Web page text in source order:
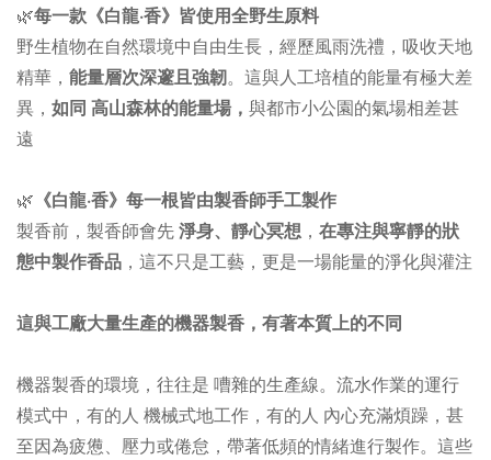
🌿每一款《白龍·香》 皆使用全野生原料
野生植物在自然環境中自由生長，經歷風雨洗禮，吸收天地
精華， 能量層次深邃且強韌。這與人工培植的能量有極大差
異， 如同 高山森林的能量場， 與都市小公園的氣場相差甚
遠
🌿 《白龍·香》 每一根皆由製香師手工製作
製香前，製香師會先淨身、靜心冥想 ， 在專注與寧靜的狀
態中製作香品 ，這不只是工藝，更是一場能量的淨化與灌注
這與工廠大量生產的機器製香，有著本質上的不同
機器製香的環境，往往是 嘈雜的生產線。流水作業的運行
模式中，有的人 機械式地工作，有的人 內心充滿煩躁，甚
至因為疲憊、壓力或倦怠，帶著低頻的情緒進行製作。這些